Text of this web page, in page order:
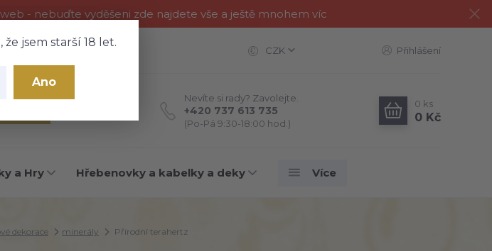
- nebuďte vyděšeni zde najdete vše a ještě mnohem víc
jsem starší 18 let.
Ano
Kontakty CZK Přihlášení
Nevíte si rady? Zavolejte.
+420 737 613 735
(Po-Pá 9:30-18:00 hod.)
0 ks
0 Kč
a Hry Hřebenovky a kabelky a deky Více
dekorace minerály Přírodní terahertz